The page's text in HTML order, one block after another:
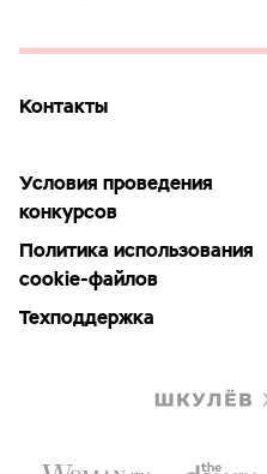
Контакты
Условия проведения
конкурсов
Политика использования
cookie-файлов
Техподдержка